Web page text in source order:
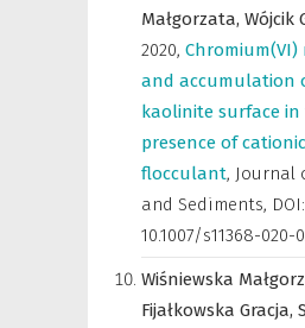
Małgorzata, Wójcik
2020,
and accumulation
kaolinite surface
presence of
flocculant, Journal
and Sediments, DOI:
10.1007/s11368-020-
Wiśniewska
Fijałkowska Gracja,